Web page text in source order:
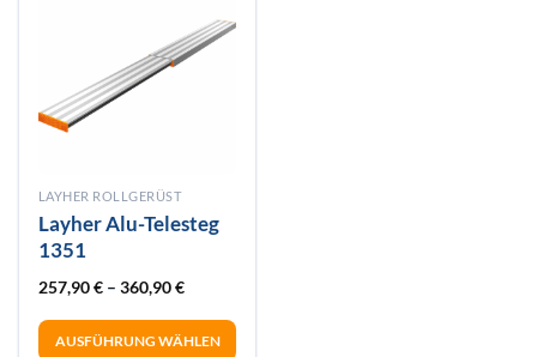
LAYHER ROLLGERÜST
Layher Alu-Telesteg
1351
257,90€– 360,90€
AUSFÜHRUNG WÄHLEN